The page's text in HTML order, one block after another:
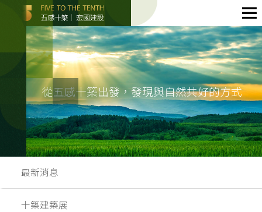
從五感十築出發，發現與自然共好的方式
最新消息
十築建築展